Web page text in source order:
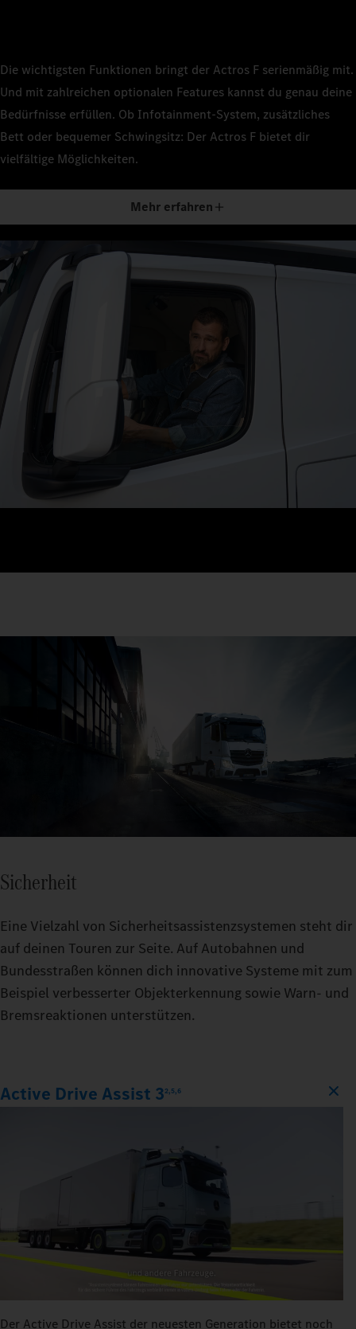
Die wichtigsten Funktionen bringt der Actros F serienmäßig mit.
Und mit zahlreichen optionalen Features kannst du genau deine
Bedürfnisse erfüllen. Ob Infotainment-System, zusätzliches
Bett oder bequemer Schwingsitz: Der Actros F bietet dir
vielfältige Möglichkeiten.
Mehr erfahren
Sicherheit
Eine Vielzahl von Sicherheitsassistenzsystemen steht dir
auf deinen Touren zur Seite. Auf Autobahnen und
Bundesstraßen können dich innovative Systeme mit zum
Beispiel verbesserter Objekterkennung sowie Warn‑ und
Bremsreaktionen unterstützen.
Active Drive Assist 32,5,6
Der Active Drive Assist der neuesten Generation bietet noch